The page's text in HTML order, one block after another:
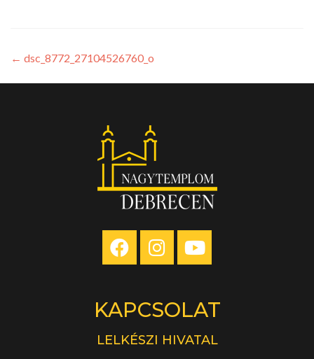
← dsc_8772_27104526760_o
KAPCSOLAT
LELKÉSZI HIVATAL